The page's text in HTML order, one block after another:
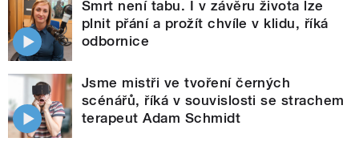
Smrt není tabu. I v závěru života lze
plnit přání a prožít chvíle v klidu, říká
odbornice
Jsme mistři ve tvoření černých
scénářů, říká v souvislosti se strachem
terapeut Adam Schmidt